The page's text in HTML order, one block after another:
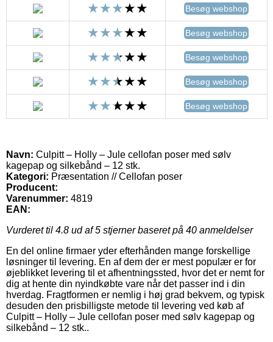
Besøg webshop
Besøg webshop
Besøg webshop
Besøg webshop
Besøg webshop
Navn: Culpitt – Holly – Jule cellofan poser med sølv
kagepap og silkebånd – 12 stk.
Kategori: Præsentation // Cellofan poser
Producent:
Varenummer: 4819
EAN:
Vurderet til 4.8 ud af 5 stjerner baseret på 40 anmeldelser
En del online firmaer yder efterhånden mange forskellige
løsninger til levering. En af dem der er mest populær er for
øjeblikket levering til et afhentningssted, hvor det er nemt for
dig at hente din nyindkøbte vare når det passer ind i din
hverdag. Fragtformen er nemlig i høj grad bekvem, og typisk
desuden den prisbilligste metode til levering ved køb af
Culpitt – Holly – Jule cellofan poser med sølv kagepap og
silkebånd – 12 stk..